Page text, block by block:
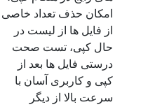
امکان حذف تعداد خاصی
از فایل ها از لیست در
حال کپی، تست صحت
درستی فایل ها بعد از
کپی و کاربری آسان با
سرعت بالا از دیگر